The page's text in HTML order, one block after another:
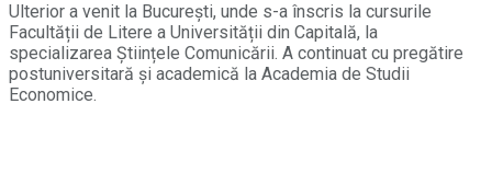
Ulterior a venit la București, unde s-a înscris la cursurile
Facultății de Litere a Universității din Capitală, la
specializarea Științele Comunicării. A continuat cu pregătire
postuniversitară și academică la Academia de Studii
Economice.